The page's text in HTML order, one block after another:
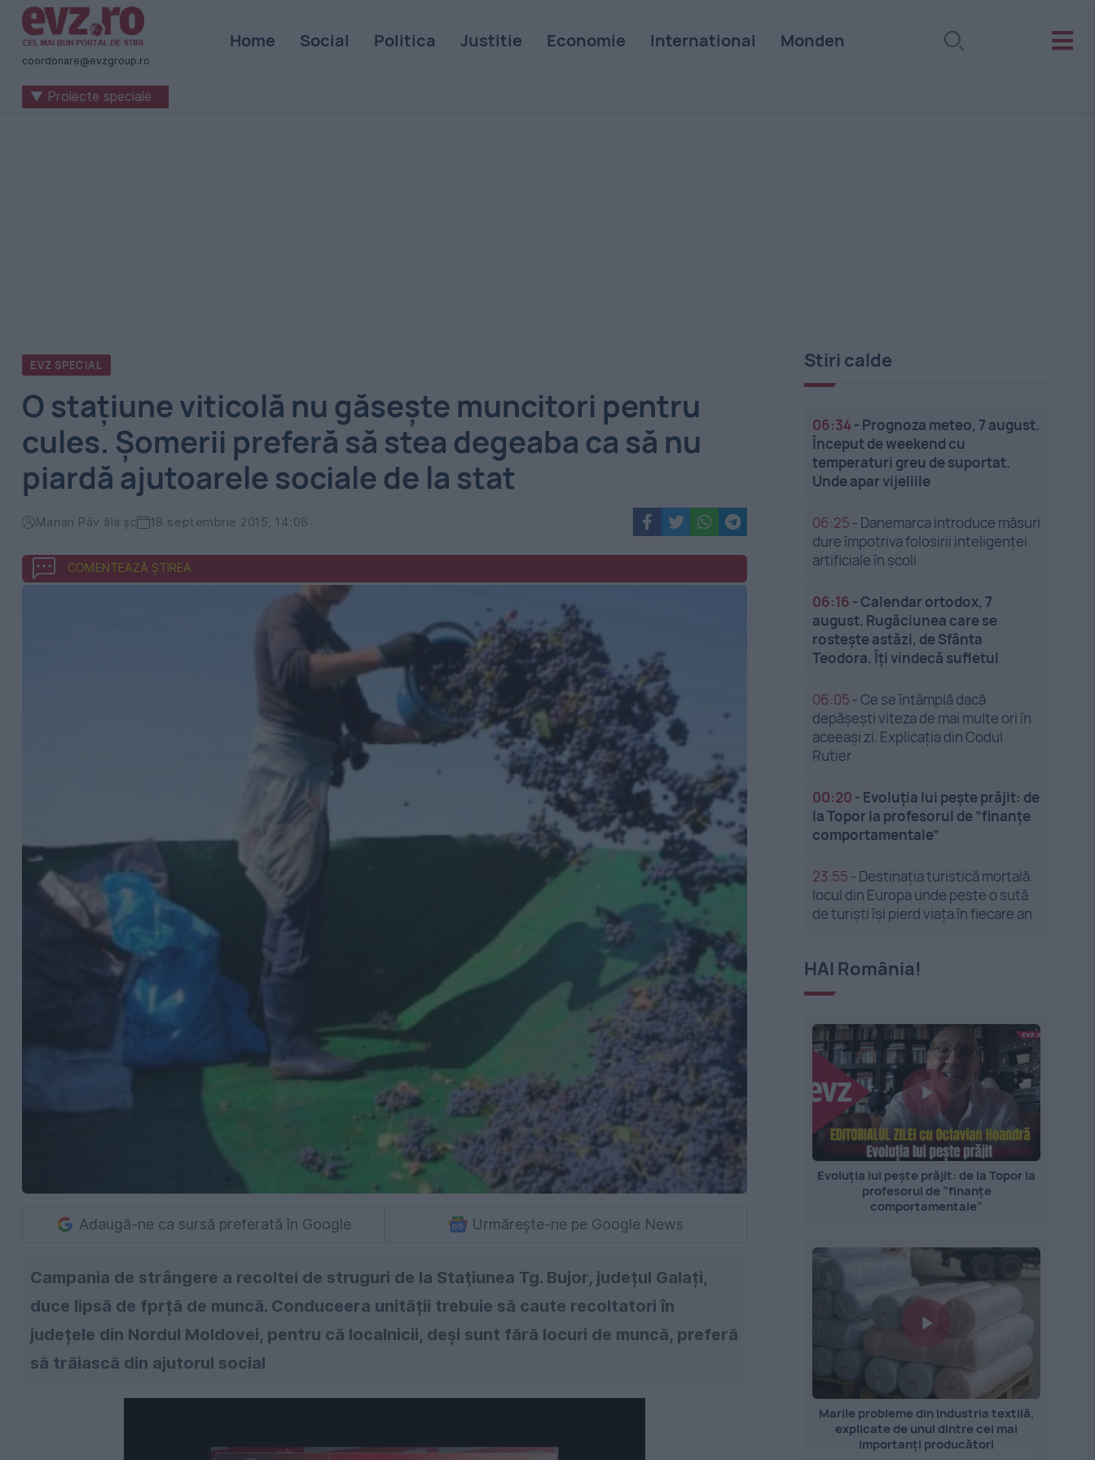
Știri
naționale
internaționale
coordonare@evzgroup.ro
Home Social Politica Justitie Economie International Monden
▼ Proiecte speciale
EVZ SPECIAL
O stațiune viticolă nu găsește muncitori pentru
cules. Șomerii preferă să stea degeaba ca să nu
piardă ajutoarele sociale de la stat
Marian Păv ăla şc 18 septembrie 2015, 14:06
COMENTEAZĂ ȘTIREA
Adaugă-ne ca sursă preferată în Google Urmărește-ne pe Google News
Campania de strângere a recoltei de struguri de la Staţiunea Tg. Bujor, județul Galați,
duce lipsă de fprță de muncă. Conduceera unității trebuie să caute recoltatori în
județele din Nordul Moldovei, pentru că localnicii, deși sunt fără locuri de muncă, preferă
să trăiască din ajutorul social
Stiri calde
06:34- Prognoza meteo, 7 august.
Început de weekend cu
temperaturi greu de suportat.
Unde apar vijeliile
06:25 - Danemarca introduce măsuri
dure împotriva folosirii inteligenței
artificiale în școli
06:16 -Calendar ortodox, 7
august. Rugăciunea care se
rostește astăzi, de Sfânta
Teodora. Îți vindecă sufletul
06:05 -Ce se întâmplă dacă
depășești viteza de mai multe ori în
aceeași zi. Explicația din Codul
Rutier
00:20 - Evoluția lui pește prăjit: de
la Topor la profesorul de ”finanțe
comportamentale”
23:55 - Destinația turistică mortală:
locul din Europa unde peste o sută
de turiști își pierd viața în fiecare an
HAI România!
Evoluția lui pește prăjit: de la Topor la
profesorul de ”finanțe
comportamentale”
Marile probleme din industria textilă,
explicate de unul dintre cei mai
importanți producători